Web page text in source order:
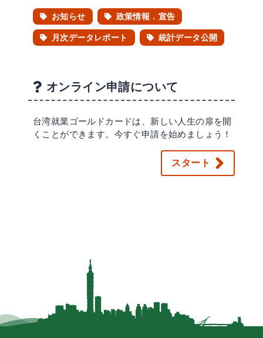
お知らせ
政策情報．宣告
月次データレポート
統計データ公開
オンライン申請について
台湾就業ゴールドカードは、新しい人生の扉を開
くことができます。今すぐ申請を始めましょう！
スタート